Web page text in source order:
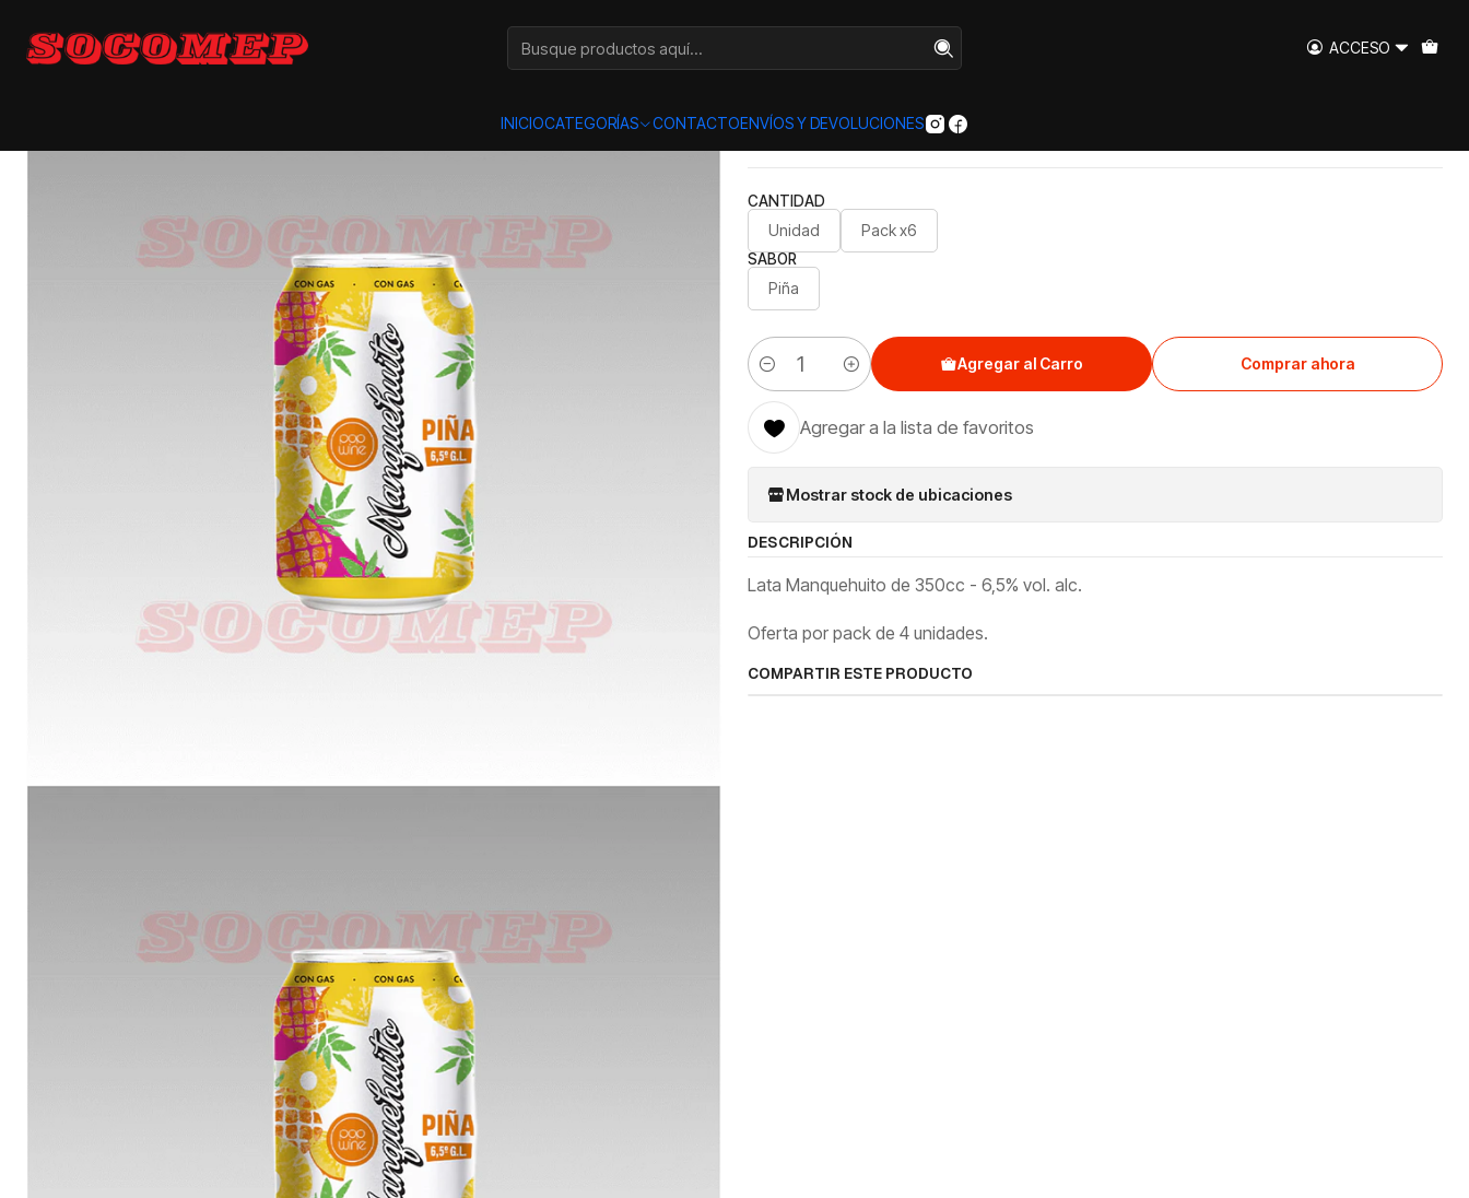
ACCESO
INICIOCATEGORÍAS CONTACTOENVÍOS Y DEVOLUCIONES
Lata Manquehuito 350cc
CANTIDAD
Unidad Pack x6
SABOR
Piña
Cantidad
Agregar al Carro Comprar ahora
Agregar a la lista de favoritos
Mostrar stock de ubicaciones
DESCRIPCIÓN
Lata Manquehuito de 350cc - 6,5% vol. alc.
Oferta por pack de 4 unidades.
COMPARTIR ESTE PRODUCTO